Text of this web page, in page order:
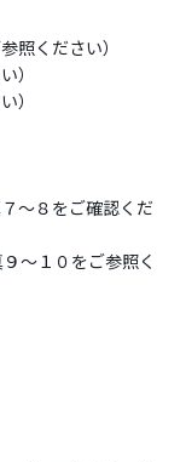
照ください）
）
）
～８をご確認くだ
１０をご参照く